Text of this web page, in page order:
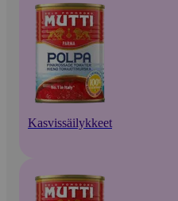
Kasvissäilykkeet